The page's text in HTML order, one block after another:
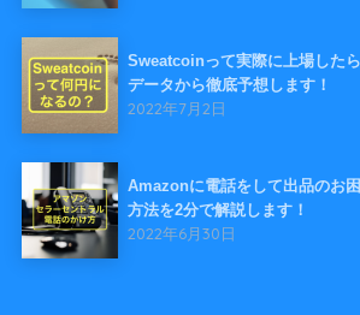
Sweatcoinって実際に上場した
データから徹底予想します！
2022年7月2日
Amazonに電話をして出品のお
方法を2分で解説します！
2022年6月30日